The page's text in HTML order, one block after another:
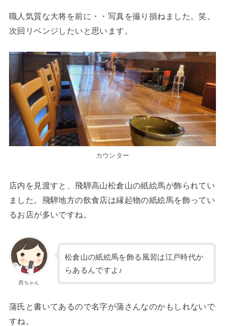
職人気質な大将を前に・・写真を撮り損ねました。笑。
次回リベンジしたいと思います。
カウンター
店内を見渡すと、飛騨高山松倉山の紙絵馬が飾られてい
ました。飛騨地方の飲食店は縁起物の紙絵馬を飾ってい
るお店が多いですね。
西ちゃん
松倉山の紙絵馬を飾る風習は江戸時代か
らあるんですよ♪
蒲氏と書いてあるので名字が蒲さんなのかもしれないで
すね。